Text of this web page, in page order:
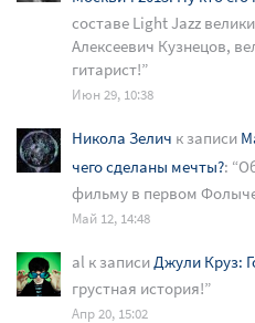
составе Light Jazz
Алексеевич Кузнецов,
гитарист!”
Июн 29, 10:38
Никола Зелич к записи
чего сделаны мечты?: “
фильму в первом
Май 12, 14:48
al к записиДжули Круз:
грустная история!”
Апр 20, 15:02